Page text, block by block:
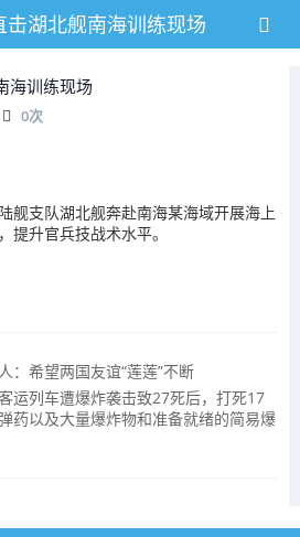
击湖北舰南海训练现场
海训练现场
0次
舰支队湖北舰奔赴南海某海域开展海上
提升官兵技战术水平。
：希望两国友谊“莲莲”不断
运列车遭爆炸袭击致27死后，打死17
药以及大量爆炸物和准备就绪的简易爆